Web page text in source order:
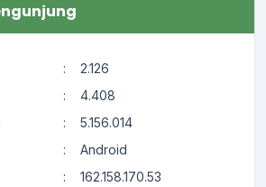
:
2.126
:
4.408
:
5.156.014
:
Android
:
162.158.170.53